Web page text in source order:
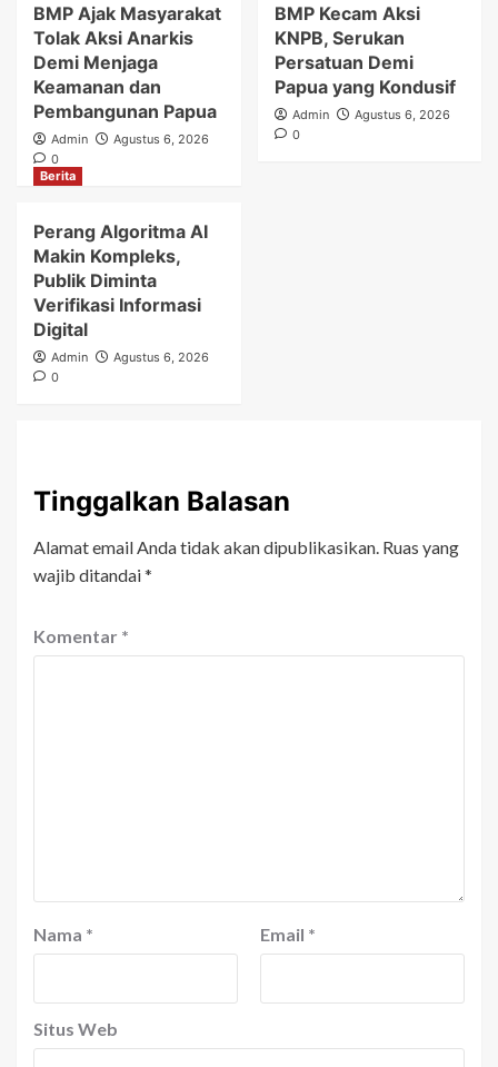
BMP Ajak Masyarakat
Tolak Aksi Anarkis
Demi Menjaga
Keamanan dan
Pembangunan Papua
Admin
Agustus 6, 2026
0
BMP Kecam Aksi
KNPB, Serukan
Persatuan Demi
Papua yang Kondusif
Admin
Agustus 6, 2026
0
Berita
Perang Algoritma AI
Makin Kompleks,
Publik Diminta
Verifikasi Informasi
Digital
Admin
Agustus 6, 2026
0
Tinggalkan Balasan
Alamat email Anda tidak akan dipublikasikan. Ruas yang
wajib ditandai*
Komentar *
Nama * Email *
Situs Web